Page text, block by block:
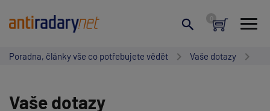
Poradna, články vše co potřebujete vědět Vaše dotazy
Vaše dotazy